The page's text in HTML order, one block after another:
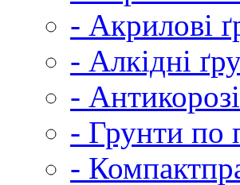
- Акрилові
- Алкідні
-
- Грунти по
-